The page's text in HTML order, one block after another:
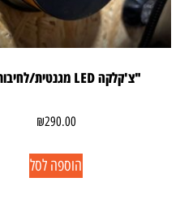
"צ'קלקה LED מגנטית/לחיבור קבוע
₪290.00
הוספה לסל